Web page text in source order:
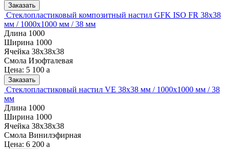
Заказать
Стеклопластиковый композитный настил GFK ISO FR 38х38
мм / 1000х1000 мм / 38 мм
Длина 1000
Ширина 1000
Ячейка 38х38х38
Смола Изофталевая
Цена: 5 100 a
Заказать
Стеклопластиковый настил VE 38х38 мм / 1000х1000 мм / 38
мм
Длина 1000
Ширина 1000
Ячейка 38х38х38
Смола Винилэфирная
Цена: 6 200 a